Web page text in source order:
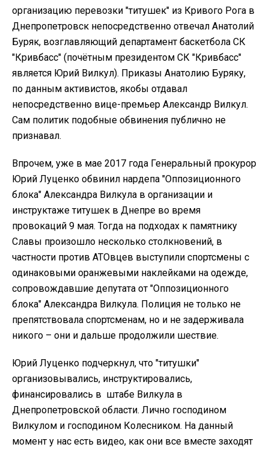
организацию перевозки "титушек" из Кривого Рога в
Днепропетровск непосредственно отвечал Анатолий
Буряк, возглавляющий департамент баскетбола СК
"Кривбасс" (почётным президентом СК "Кривбасс"
является Юрий Вилкул). Приказы Анатолию Буряку,
по данным активистов, якобы отдавал
непосредственно вице-премьер Александр Вилкул.
Сам политик подобные обвинения публично не
признавал.
Впрочем, уже в мае 2017 года Генеральный прокурор
Юрий Луценко обвинил нардепа "Оппозиционного
блока" Александра Вилкула в организации и
инструктаже титушек в Днепре во время
провокаций 9 мая. Тогда на подходах к памятнику
Славы произошло несколько столкновений, в
частности против АТОвцев выступили спортсмены с
одинаковыми оранжевыми наклейками на одежде,
сопровождавшие депутата от "Оппозиционного
блока" Александра Вилкула. Полиция не только не
препятствовала спортсменам, но и не задерживала
никого – они и дальше продолжили шествие.
Юрий Луценко подчеркнул, что "титушки"
организовывались, инструктировались,
финансировались в штабе Вилкула в
Днепропетровской области. Лично господином
Вилкулом и господином Колесником. На данный
момент у нас есть видео, как они все вместе заходят